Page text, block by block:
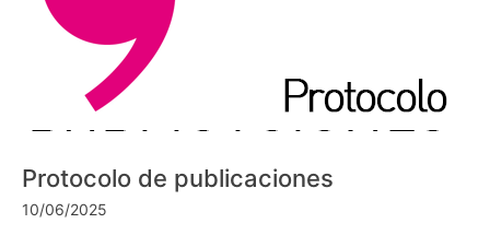
Protocolo de publicaciones
10/06/2025